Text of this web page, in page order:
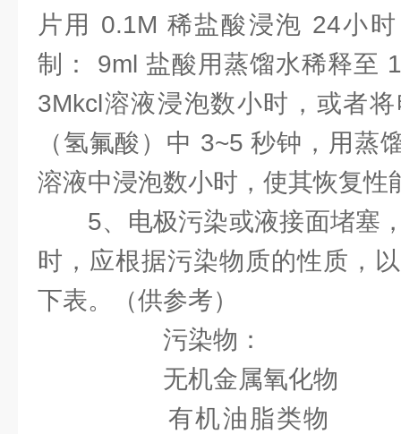
片用 0.1M 稀盐酸浸泡 24小
制： 9ml 盐酸用蒸馏水稀释至
3Mkcl溶液浸泡数小时，或者
（氢氟酸）中 3~5 秒钟，用蒸
溶液中浸泡数小时，使其恢复性
5、电极污染或液接面堵塞
时，应根据污染物质的性质，
下表。（供参考）
污染物： 清
无机金属氧化物 低
有机油脂类物